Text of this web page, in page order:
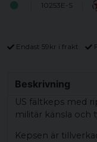
10253E-S
Endast 59kr i frakt
Beskrivning
US fältkeps med
militär känsla och
Kepsen är